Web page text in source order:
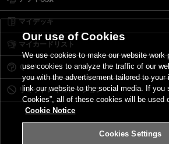
マイデッキ
マイカードリスト
Ｑ＆Ａ
リミットレギュレーション
サイト
Our use of Cookies
We use cookies to make our website work
use cookies to analyze the traffic of our
you with the advertisement tailored to your
link our website to the social media. If you
Cookies”, all of these cookies will be used
Cookie Notice
Cookies Settings